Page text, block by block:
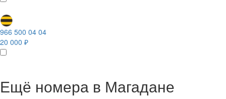
966 500 04 04
20 000 ₽
Ещё номера в Магадане